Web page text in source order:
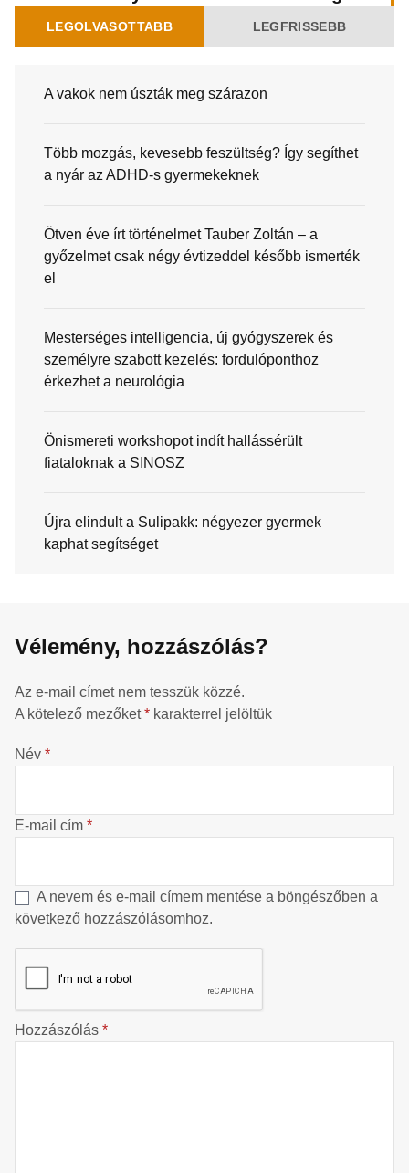
LEGOLVASOTTABB LEGFRISSEBB
A vakok nem úszták meg szárazon
Több mozgás, kevesebb feszültség? Így segíthet
a nyár az ADHD-s gyermekeknek
Ötven éve írt történelmet Tauber Zoltán – a
győzelmet csak négy évtizeddel később ismerték
el
Mesterséges intelligencia, új gyógyszerek és
személyre szabott kezelés: fordulóponthoz
érkezhet a neurológia
Önismereti workshopot indít hallássérült
fiataloknak a SINOSZ
Újra elindult a Sulipakk: négyezer gyermek
kaphat segítséget
Vélemény, hozzászólás?
Az e-mail címet nem tesszük közzé.
A kötelező mezőket* karakterrel jelöltük
Név *
E-mail cím *
A nevem és e-mail címem mentése a böngészőben a
következő hozzászólásomhoz.
Hozzászólás *